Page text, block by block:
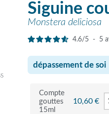
Siguine
Monstera deliciosa
4.6/5 - 5
dépassement de soi
Compte
gouttes
15ml
10,60 €